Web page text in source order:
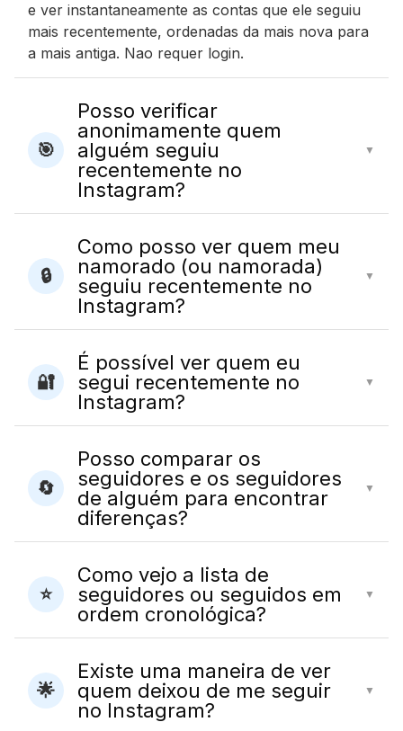
e ver instantaneamente as contas que ele seguiu
mais recentemente, ordenadas da mais nova para
a mais antiga. Nao requer login.
🎯
Posso verificar
anonimamente quem
alguém seguiu
recentemente no
Instagram?
▼
🔒
Como posso ver quem meu
namorado (ou namorada)
seguiu recentemente no
Instagram?
▼
🔐
É possível ver quem eu
segui recentemente no
Instagram?
▼
🔄
Posso comparar os
seguidores e os seguidores
de alguém para encontrar
diferenças?
▼
⭐
Como vejo a lista de
seguidores ou seguidos em
ordem cronológica?
▼
🌟
Existe uma maneira de ver
quem deixou de me seguir
no Instagram?
▼